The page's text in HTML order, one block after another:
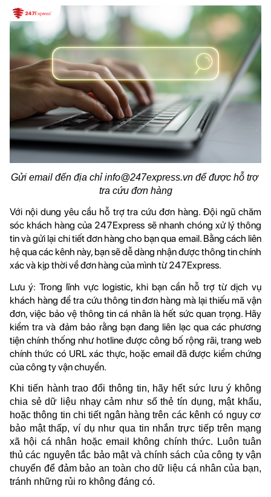
Gửi email đến địa chỉ info@247express.vn để được hỗ trợ
tra cứu đơn hàng
Với nội dung yêu cầu hỗ trợ tra cứu đơn hàng. Đội ngũ chăm
sóc khách hàng của 247Express sẽ nhanh chóng xử lý thông
tin và gửi lại chi tiết đơn hàng cho bạn qua email. Bằng cách liên
hệ qua các kênh này, bạn sẽ dễ dàng nhận được thông tin chính
xác và kịp thời về đơn hàng của mình từ 247Express.
Lưu ý: Trong lĩnh vực logistic, khi bạn cần hỗ trợ từ dịch vụ
khách hàng để tra cứu thông tin đơn hàng mà lại thiếu mã vận
đơn, việc bảo vệ thông tin cá nhân là hết sức quan trọng. Hãy
kiểm tra và đảm bảo rằng bạn đang liên lạc qua các phương
tiện chính thống như hotline được công bố rộng rãi, trang web
chính thức có URL xác thực, hoặc email đã được kiểm chứng
của công ty vận chuyển.
Khi tiến hành trao đổi thông tin, hãy hết sức lưu ý không
chia sẻ dữ liệu nhạy cảm như số thẻ tín dụng, mật khẩu,
hoặc thông tin chi tiết ngân hàng trên các kênh có nguy cơ
bảo mật thấp, ví dụ như qua tin nhắn trực tiếp trên mạng
xã hội cá nhân hoặc email không chính thức. Luôn tuân
thủ các nguyên tắc bảo mật và chính sách của công ty vận
chuyển để đảm bảo an toàn cho dữ liệu cá nhân của bạn,
tránh những rủi ro không đáng có.